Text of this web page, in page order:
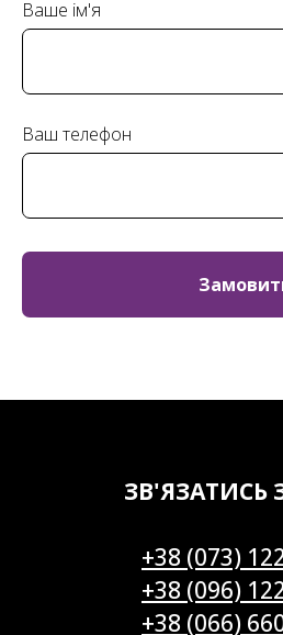
Ваше ім'я
Ваш телефон
ЗВ'ЯЗАТИСЬ
+38 (073)
+38 (096)
+38 (066)